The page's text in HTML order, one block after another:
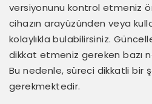
versiyonunu kontrol etmeniz
cihazın arayüzünden veya
kolaylıkla bulabilirsiniz.
dikkat etmeniz gereken bazı
Bu nedenle, süreci dikkatli bir
gerekmektedir.